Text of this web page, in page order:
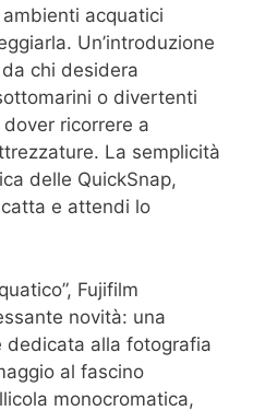
ambienti acquatici
Un’introduzione
chi desidera
o divertenti
ricorrere a
La semplicità
delle QuickSnap,
e attendi lo
Fujifilm
novità: una
dedicata alla fotografia
al fascino
monocromatica,